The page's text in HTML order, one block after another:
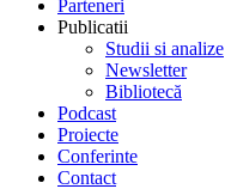
Parteneri
Publicatii
Studii si analize
Newsletter
Bibliotecă
Podcast
Proiecte
Conferinte
Contact